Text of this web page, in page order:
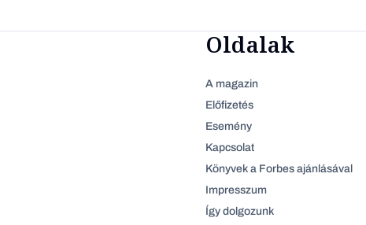
Oldalak
A magazin
Előfizetés
Esemény
Kapcsolat
Könyvek a Forbes ajánlásával
Impresszum
Így dolgozunk